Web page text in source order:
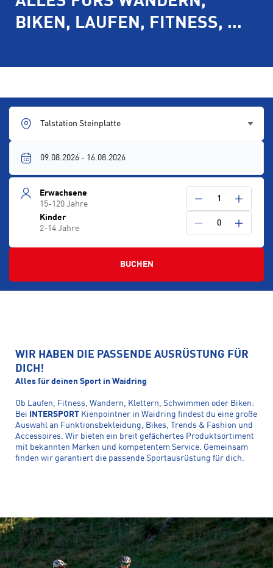
BIKEN, LAUFEN, FITNESS, …
Talstation Steinplatte
Erwachsene
15-120 Jahre
1
Kinder
2-14 Jahre
0
BUCHEN
WIR HABEN DIE PASSENDE AUSRÜSTUNG FÜR
DICH!
Alles für deinen Sport in Waidring
Ob Laufen, Fitness, Wandern, Klettern, Schwimmen oder Biken:
Bei
INTERSPORT Kienpointner in Waidring findest du eine große
Auswahl an Funktionsbekleidung, Bikes, Trends & Fashion und
Accessoires. Wir bieten ein breit gefächertes Produktsortiment
mit bekannten Marken und kompetentem Service. Gemeinsam
finden wir garantiert die passende Sportausrüstung für dich.